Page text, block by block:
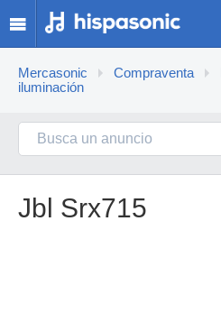
Mercasonic Compraventa
iluminación
Jbl Srx715